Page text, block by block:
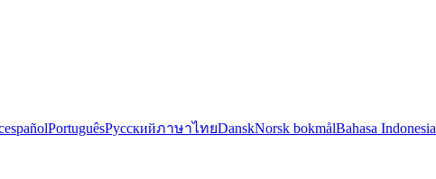
españolPortuguêsРусскийภาษาไทยDanskNorsk bokmålBahasa Indonesia